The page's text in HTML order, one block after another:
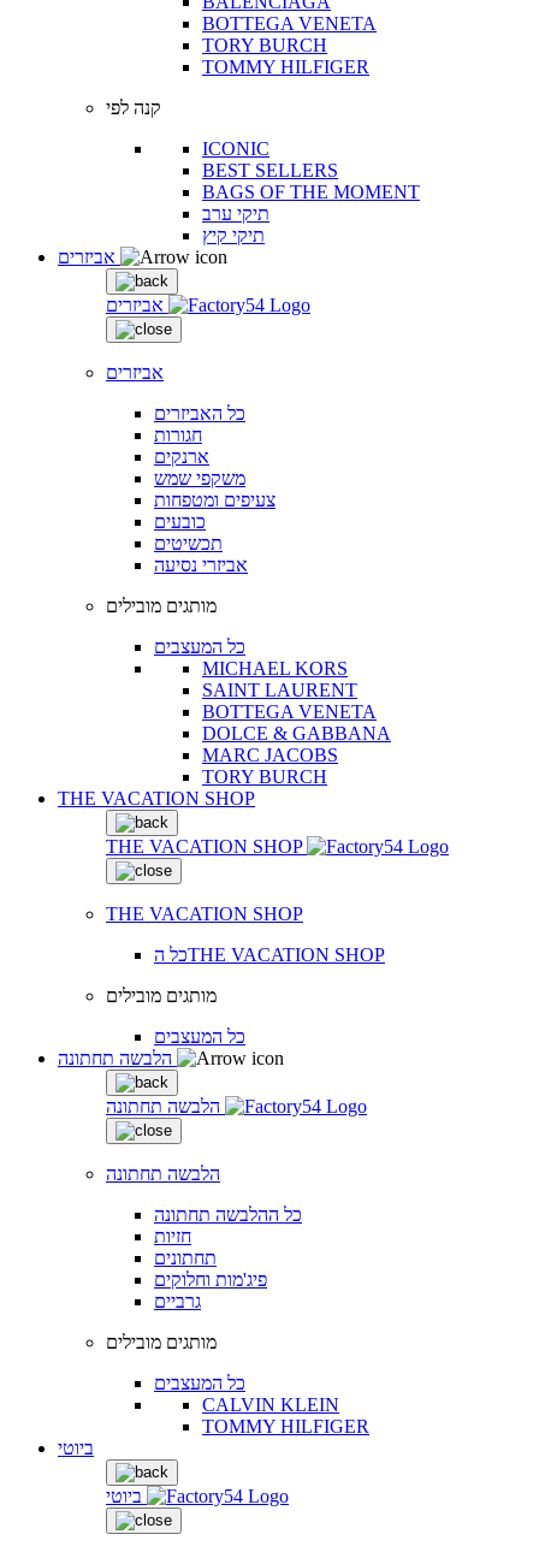
BOTTEGA VENETA
TORY BURCH
TOMMY HILFIGER
קנה לפי
ICONIC
BEST SELLERS
BAGS OF THE MOMENT
תיקי ערב
תיקי קיץ
אביזרים
אביזרים
כל האביזרים
חגורות
ארנקים
משקפי שמש
צעיפים ומטפחות
כובעים
תכשיטים
אביזרי נסיעה
מותגים מובילים
כל המעצבים
MICHAEL KORS
SAINT LAURENT
BOTTEGA VENETA
DOLCE & GABBANA
MARC JACOBS
TORY BURCH
THE VACATION SHOP
THE VACATION SHOP
THE VACATION SHOP
כל הTHE VACATION SHOP
מותגים מובילים
כל המעצבים
הלבשה תחתונה
הלבשה תחתונה
כל ההלבשה תחתונה
חזיות
תחתונים
פיג'מות וחלוקים
גרביים
מותגים מובילים
כל המעצבים
CALVIN KLEIN
TOMMY HILFIGER
ביוטי
ביוטי